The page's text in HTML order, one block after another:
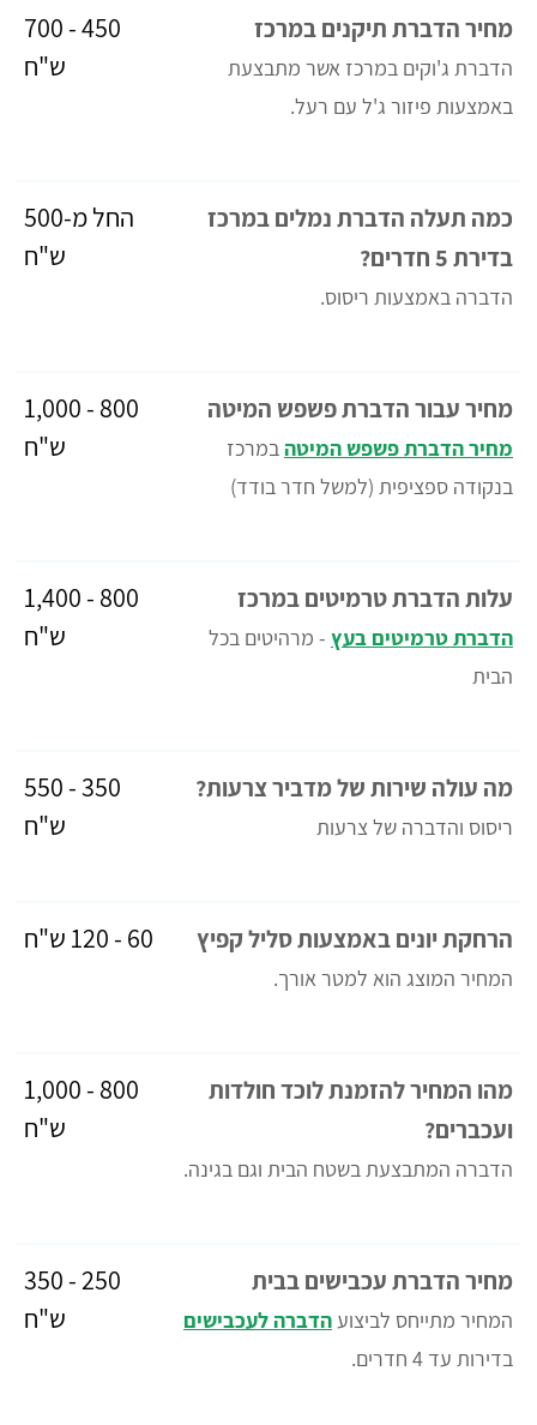
מחיר הדברת תיקנים במרכז
הדברת ג'וקים במרכז אשר מתבצעת
באמצעות פיזור ג'ל עם רעל.
450 - 700
ש"ח
כמה תעלה הדברת נמלים במרכז
בדירת 5 חדרים?
הדברה באמצעות ריסוס.
החל מ-500
ש"ח
מחיר עבור הדברת פשפש המיטה
מחיר הדברת פשפש המיטהבמרכז
בנקודה ספציפית (למשל חדר בודד)
800 - 1,000
ש"ח
עלות הדברת טרמיטים במרכז
הדברת טרמיטים בעץ - מרהיטים בכל
הבית
800 - 1,400
ש"ח
מה עולה שירות של מדביר צרעות?
ריסוס והדברה של צרעות
350 - 550
ש"ח
הרחקת יונים באמצעות סליל קפיץ
המחיר המוצג הוא למטר אורך.
60 - 120 ש"ח
מהו המחיר להזמנת לוכד חולדות
ועכברים?
הדברה המתבצעת בשטח הבית וגם בגינה.
800 - 1,000
ש"ח
מחיר הדברת עכבישים בבית
המחיר מתייחס לביצועהדברה לעכבישים
בדירות עד 4 חדרים.
250 - 350
ש"ח